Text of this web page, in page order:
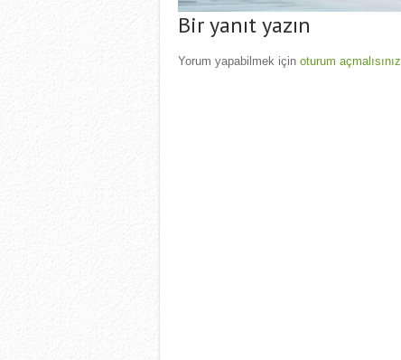
Bir yanıt yazın
Yorum yapabilmek için oturum açmalısınız